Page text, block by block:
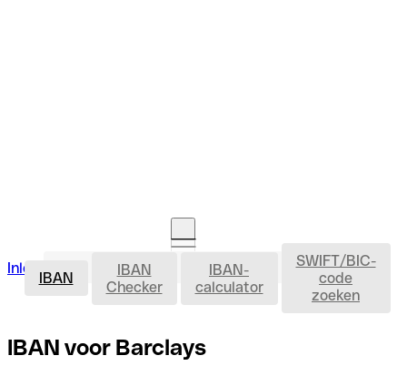
Inloggen Rekening openen IBAN
IBAN
IBAN
Checker
IBAN-
calculator
SWIFT/BIC-
code
zoeken
IBAN voor Barclays